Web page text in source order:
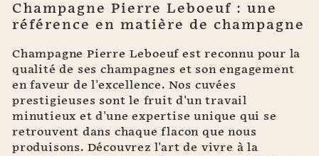
Champagne Pierre Leboeuf : une
référence en matière de champagne
Champagne Pierre Leboeuf est reconnu pour la
qualité de ses champagnes et son engagement
en faveur de l'excellence. Nos cuvées
prestigieuses sont le fruit d'un travail
minutieux et d'une expertise unique qui se
retrouvent dans chaque flacon que nous
produisons. Découvrez l'art de vivre à la